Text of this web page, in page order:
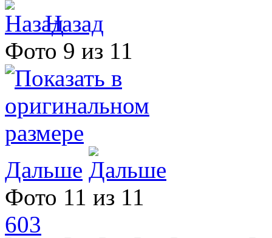
Назад
Фото 9 из 11
Дальше
Фото 11 из 11
603